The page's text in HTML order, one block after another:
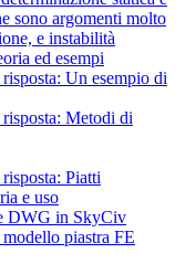
sono argomenti molto
e instabilità
ed esempi
Un esempio di
Metodi di
Piatti
e uso
DWG in SkyCiv
piastra FE